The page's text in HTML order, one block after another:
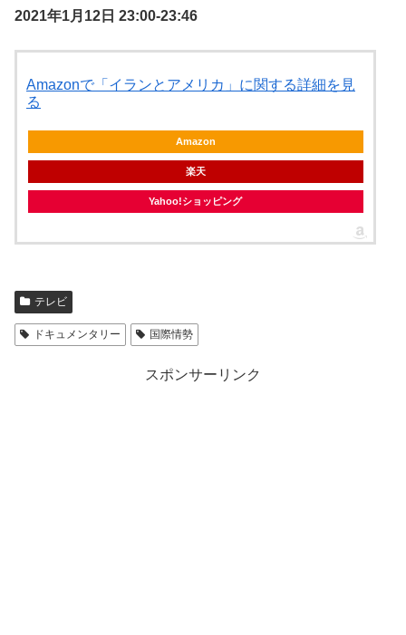
2021年1月12日 23:00-23:46
Amazonで「イランとアメリカ」に関する詳細を見
る
Amazon
楽天
Yahoo!ショッピング
テレビ
ドキュメンタリー 国際情勢
スポンサーリンク